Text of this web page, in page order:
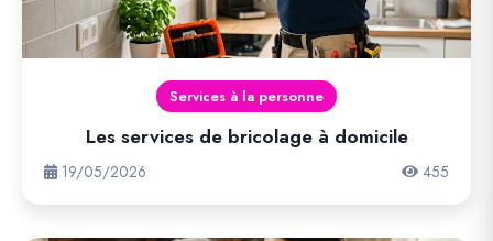
Services à la personne
Les services de bricolage à domicile
19/05/2026 455